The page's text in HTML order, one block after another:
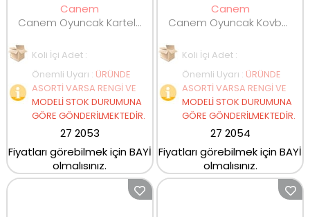
Canem
Canem Oyuncak Kartela Kovboy Tabanca Seti
Koli İçi Adet :
Önemli Uyarı : ÜRÜNDE
ASORTİ VARSA RENGİ VE
MODELİ STOK DURUMUNA
GÖRE GÖNDERİLMEKTEDİR.
27 2053
Fiyatları görebilmek için BAYİ
olmalısınız.
Canem
Canem Oyuncak Kovboy Tabanca Seti
Koli İçi Adet :
Önemli Uyarı : ÜRÜNDE
ASORTİ VARSA RENGİ VE
MODELİ STOK DURUMUNA
GÖRE GÖNDERİLMEKTEDİR.
27 2054
Fiyatları görebilmek için BAYİ
olmalısınız.